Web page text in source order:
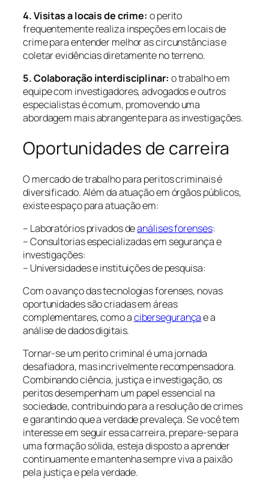
4. Visitas a locais de crime: o perito
frequentemente realiza inspeções em locais de
crime para entender melhor as circunstâncias e
coletar evidências diretamente no terreno.
5. Colaboração interdisciplinar: o trabalho em
equipe com investigadores, advogados e outros
especialistas é comum, promovendo uma
abordagem mais abrangente para as investigações.
Oportunidades de carreira
O mercado de trabalho para peritos criminais é
diversificado. Além da atuação em órgãos públicos,
existe espaço para atuação em:
– Laboratórios privados deanálises forenses:
– Consultorias especializadas em segurança e
investigações:
– Universidades e instituições de pesquisa:
Com o avanço das tecnologias forenses, novas
oportunidades são criadas em áreas
complementares, como acibersegurançae a
análise de dados digitais.
Tornar-se um perito criminal é uma jornada
desafiadora, mas incrivelmente recompensadora.
Combinando ciência, justiça e investigação, os
peritos desempenham um papel essencial na
sociedade, contribuindo para a resolução de crimes
e garantindo que a verdade prevaleça. Se você tem
interesse em seguir essa carreira, prepare-se para
uma formação sólida, esteja disposto a aprender
continuamente e mantenha sempre viva a paixão
pela justiça e pela verdade.